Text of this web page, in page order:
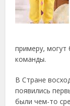
примеру, могут
команды.
В Стране
появились
были чем-то